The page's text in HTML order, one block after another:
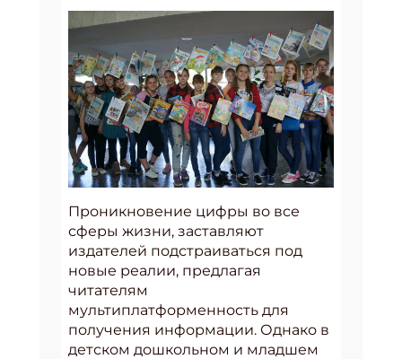
Проникновение цифры во все
сферы жизни, заставляют
издателей подстраиваться под
новые реалии, предлагая
читателям
мультиплатформенность для
получения информации. Однако в
детском дошкольном и младшем